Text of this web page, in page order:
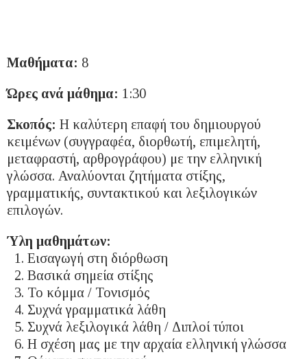
Μαθήματα: 8
Ώρες ανά μάθημα: 1:30
Σκοπός: Η καλύτερη επαφή του δημιουργού
κειμένων (συγγραφέα, διορθωτή, επιμελητή,
μεταφραστή, αρθρογράφου) με την ελληνική
γλώσσα. Αναλύονται ζητήματα στίξης,
γραμματικής, συντακτικού και λεξιλογικών
επιλογών.
Ύλη μαθημάτων:
Εισαγωγή στη διόρθωση
Βασικά σημεία στίξης
Το κόμμα / Τονισμός
Συχνά γραμματικά λάθη
Συχνά λεξιλογικά λάθη / Διπλοί τύποι
Η σχέση μας με την αρχαία ελληνική γλώσσα